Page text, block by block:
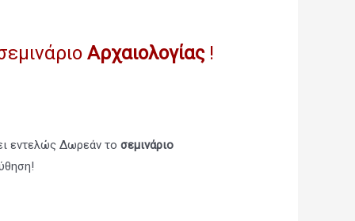
Αρχαιολογίας !
εντελώς Δωρεάν το σεμινάριο